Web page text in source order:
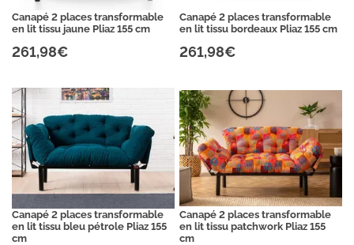
Canapé 2 places transformable
en lit tissu jaune Pliaz 155 cm
261,98€
Canapé 2 places transformable
en lit tissu bordeaux Pliaz 155 cm
261,98€
Canapé 2 places transformable
en lit tissu bleu pétrole Pliaz 155
cm
Canapé 2 places transformable
en lit tissu patchwork Pliaz 155
cm